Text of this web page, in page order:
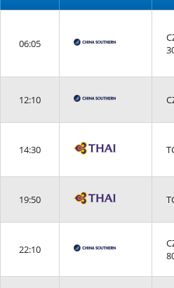
06:05
12:10
14:30
19:50
22:10